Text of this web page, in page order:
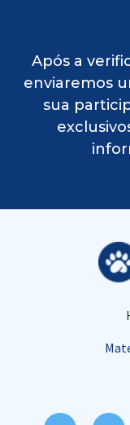
Após a
enviaremos
sua